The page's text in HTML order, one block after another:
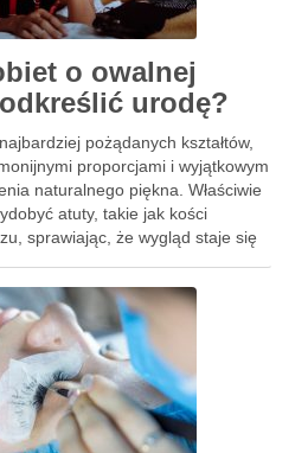
o owalnej
urodę?
pożądanych kształtów,
proporcjami i wyjątkowym
naturalnego piękna. Właściwie
atuty, takie jak kości
sprawiając, że wygląd staje się
zgłębić techniki …